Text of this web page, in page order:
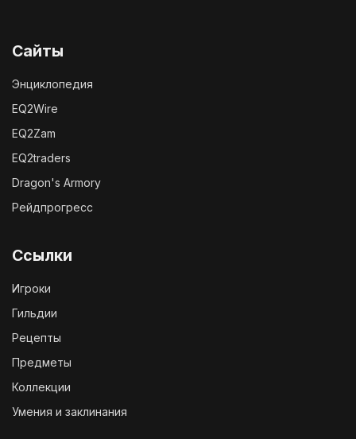
Сайты
Энциклопедия
EQ2Wire
EQ2Zam
EQ2traders
Dragon's Armory
Рейдпрогресс
Ссылки
Игроки
Гильдии
Рецепты
Предметы
Коллекции
Умения и заклинания